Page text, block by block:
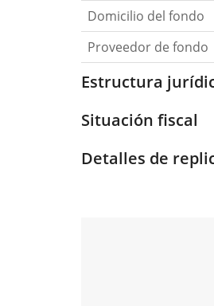
Domicilio del fondo
Proveedor de fondo
Estructura
Situación fiscal
Detalles de